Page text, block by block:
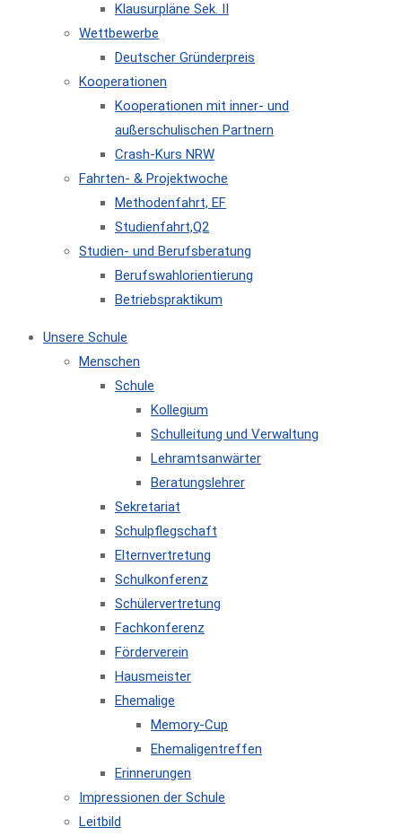
Klausurpläne Sek. II
Wettbewerbe
Deutscher Gründerpreis
Kooperationen
Kooperationen mit inner- und
außerschulischen Partnern
Crash-Kurs NRW
Fahrten- & Projektwoche
Methodenfahrt, EF
Studienfahrt,Q2
Studien- und Berufsberatung
Berufswahlorientierung
Betriebspraktikum
Unsere Schule
Menschen
Schule
Kollegium
Schulleitung und Verwaltung
Lehramtsanwärter
Beratungslehrer
Sekretariat
Schulpflegschaft
Elternvertretung
Schulkonferenz
Schülervertretung
Fachkonferenz
Förderverein
Hausmeister
Ehemalige
Memory-Cup
Ehemaligentreffen
Erinnerungen
Impressionen der Schule
Leitbild